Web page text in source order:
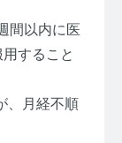
間以内に医
すること
、月経不順